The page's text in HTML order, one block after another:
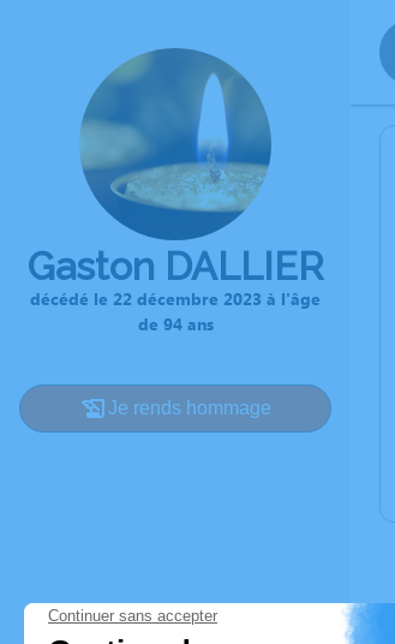
Gaston DALLIER
décédé le 22 décembre 2023 à l'âge
de 94 ans
Je rends hommage